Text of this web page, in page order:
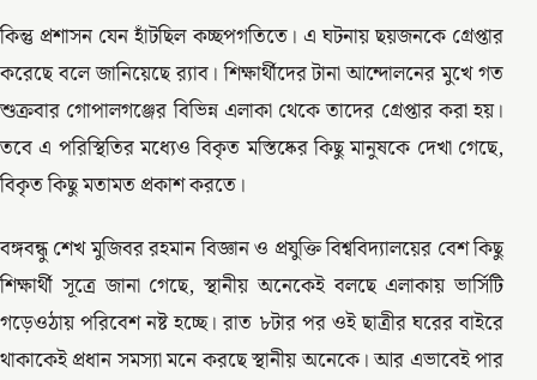
কিন্তু প্রশাসন যেন হাঁটছিল কচ্ছপগতিতে। এ ঘটনায় ছয়জনকে গ্রেপ্তার
করেছে বলে জানিয়েছে র‍্যাব। শিক্ষার্থীদের টানা আন্দোলনের মুখে গত
শুক্রবার গোপালগঞ্জের বিভিন্ন এলাকা থেকে তাদের গ্রেপ্তার করা হয়।
তবে এ পরিস্থিতির মধ্যেও বিকৃত মস্তিষ্কের কিছু মানুষকে দেখা গেছে,
বিকৃত কিছু মতামত প্রকাশ করতে।
বঙ্গবন্ধু শেখ মুজিবর রহমান বিজ্ঞান ও প্রযুক্তি বিশ্ববিদ্যালয়ের বেশ কিছু
শিক্ষার্থী সূত্রে জানা গেছে, স্থানীয় অনেকেই বলছে এলাকায় ভার্সিটি
গড়েওঠায় পরিবেশ নষ্ট হচ্ছে। রাত ৮টার পর ওই ছাত্রীর ঘরের বাইরে
থাকাকেই প্রধান সমস্যা মনে করছে স্থানীয় অনেকে। আর এভাবেই পার